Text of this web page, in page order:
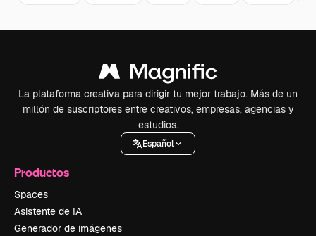
La plataforma creativa para dirigir tu mejor trabajo. Más de un
millón de suscriptores entre creativos, empresas, agencias y
estudios.
Español
Productos
Spaces
Asistente de IA
Generador de imágenes